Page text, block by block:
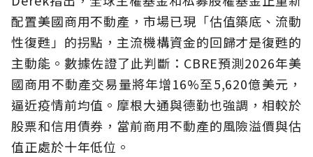
配置美國商用不動產，市場已現「估值築底、流動
性復甦」的拐點，主流機構資金的回歸才是復甦的
主動能。數據佐證了此判斷：CBRE預測2026年美
國商用不動產交易量將年增16%至5,620億美元，
逼近疫情前均值。摩根大通與德勤也強調，相較於
股票和信用債券，當前商用不動產的風險溢價與估
值正處於十年低位。